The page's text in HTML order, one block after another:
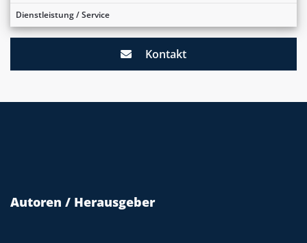
Dienstleistung / Service
Kontakt
Autoren / Herausgeber